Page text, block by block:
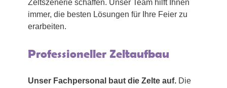
Zeltszenerie schaffen. Unser Team hilft Ihnen
immer, die besten Lösungen für Ihre Feier zu
erarbeiten.
Professioneller Zeltaufbau
Unser Fachpersonal baut die Zelte auf. Die